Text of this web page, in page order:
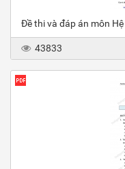
Đề thi và đáp án môn
43833